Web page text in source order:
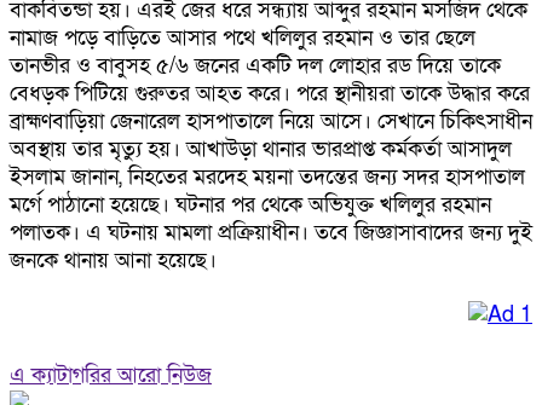
বাকবিতন্ডা হয়। এরই জের ধরে সন্ধ্যায় আব্দুর রহমান মসজিদ থেকে
নামাজ পড়ে বাড়িতে আসার পথে খলিলুর রহমান ও তার ছেলে
তানভীর ও বাবুসহ ৫/৬ জনের একটি দল লোহার রড দিয়ে তাকে
বেধড়ক পিটিয়ে গুরুতর আহত করে। পরে স্থানীয়রা তাকে উদ্ধার করে
ব্রাহ্মণবাড়িয়া জেনারেল হাসপাতালে নিয়ে আসে। সেখানে চিকিৎসাধীন
অবস্থায় তার মৃত্যু হয়। আখাউড়া থানার ভারপ্রাপ্ত কর্মকর্তা আসাদুল
ইসলাম জানান, নিহতের মরদেহ ময়না তদন্তের জন্য সদর হাসপাতাল
মর্গে পাঠানো হয়েছে। ঘটনার পর থেকে অভিযুক্ত খলিলুর রহমান
পলাতক। এ ঘটনায় মামলা প্রক্রিয়াধীন। তবে জিজ্ঞাসাবাদের জন্য দুই
জনকে থানায় আনা হয়েছে।
এ ক্যাটাগরির আরো নিউজ